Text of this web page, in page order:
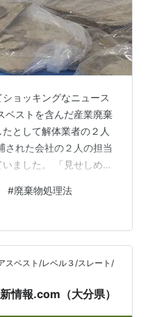
ョッキングなニュース
ベストを含んだ産業廃棄
として解体業者の２人
された会社の２人の担当
ました。 「見せしめみ
ほど規模の大きな悪質
ろん、少量だから良い
んが、やはり今回はア
影響したのでしょう。
うになっています。 “廃
第１…
#廃棄物処理法
スベスト/レベル３/スレート/
情報.com（大分県）